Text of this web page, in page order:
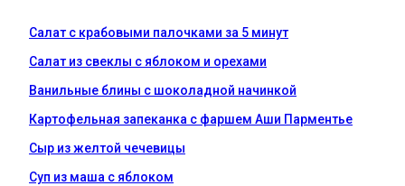
Салат с крабовыми палочками за 5 минут
Салат из свеклы с яблоком и орехами
Ванильные блины с шоколадной начинкой
Картофельная запеканка с фаршем Аши Парментье
Сыр из желтой чечевицы
Суп из маша с яблоком